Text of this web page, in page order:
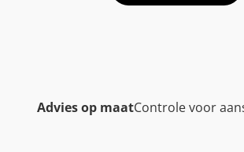
Advies op maatControle voor